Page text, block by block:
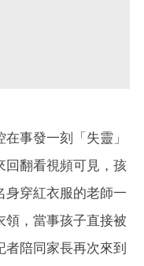
事發一刻「失靈」
回翻看視頻可見，孩
身穿紅衣服的老師一
領，當事孩子直接被
者陪同家長再次來到